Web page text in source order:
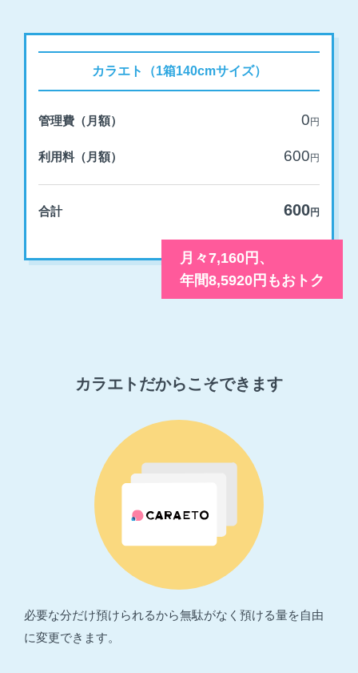
カラエト（1箱140cmサイズ）
管理費（月額） 0円
利用料（月額） 600円
合計 600円
月々7,160円、
年間8,5920円もおトク
カラエトだからこそできます
必要な分だけ預けられるから無駄がなく預ける量を自由
に変更できます。